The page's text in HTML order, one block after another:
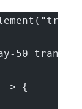
50
{